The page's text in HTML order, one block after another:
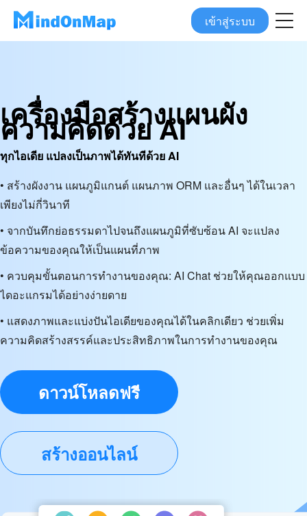
เข้าสู่ระบบ
เครื่องมือสร้างแผนผัง
ความคิดด้วย AI
ทุกไอเดีย แปลงเป็นภาพได้ทันทีด้วย AI
• สร้างผังงาน แผนภูมิแกนต์ แผนภาพ ORM และอื่นๆ ได้ในเวลา
เพียงไม่กี่วินาที
• จากบันทึกย่อธรรมดาไปจนถึงแผนภูมิที่ซับซ้อน AI จะแปลง
ข้อความของคุณให้เป็นแผนที่ภาพ
• ควบคุมขั้นตอนการทำงานของคุณ: AI Chat ช่วยให้คุณออกแบบ
ไดอะแกรมได้อย่างง่ายดาย
• แสดงภาพและแบ่งปันไอเดียของคุณได้ในคลิกเดียว ช่วยเพิ่ม
ความคิดสร้างสรรค์และประสิทธิภาพในการทำงานของคุณ
ดาวน์โหลดฟรี
สร้างออนไลน์